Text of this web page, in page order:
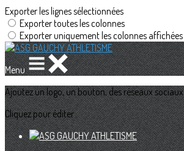
Exporter les lignes sélectionnées
Exporter toutes les colonnes
Exporter uniquement les colonnes affichées
Menu
Ajoutez un logo, un bouton, des réseaux sociaux
Cliquez pour éditer